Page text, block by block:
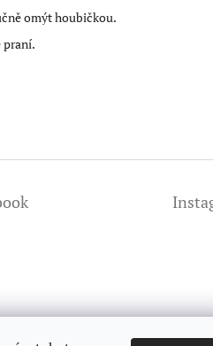
omýt houbičkou.
praní.